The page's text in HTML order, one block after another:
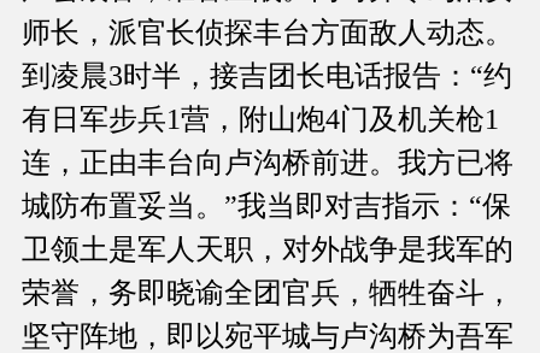
师长，派官长侦探丰台方面敌人动态。
到凌晨3时半，接吉团长电话报告：“约
有日军步兵1营，附山炮4门及机关枪1
连，正由丰台向卢沟桥前进。我方已将
城防布置妥当。”我当即对吉指示：“保
卫领土是军人天职，对外战争是我军的
荣誉，务即晓谕全团官兵，牺牲奋斗，
坚守阵地，即以宛平城与卢沟桥为吾军